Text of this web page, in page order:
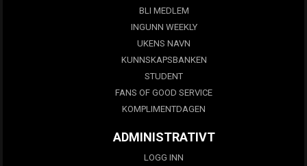
BLI MEDLEM
INGUNN WEEKLY
UKENS NAVN
KUNNSKAPSBANKEN
STUDENT
FANS OF GOOD SERVICE
KOMPLIMENTDAGEN
ADMINISTRATIVT
LOGG INN